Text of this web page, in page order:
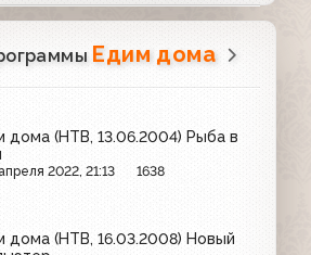
Едим дома
дома (НТВ, 13.06.2004) Рыба в
2022, 21:13 1638
дома (НТВ, 16.03.2008) Новый